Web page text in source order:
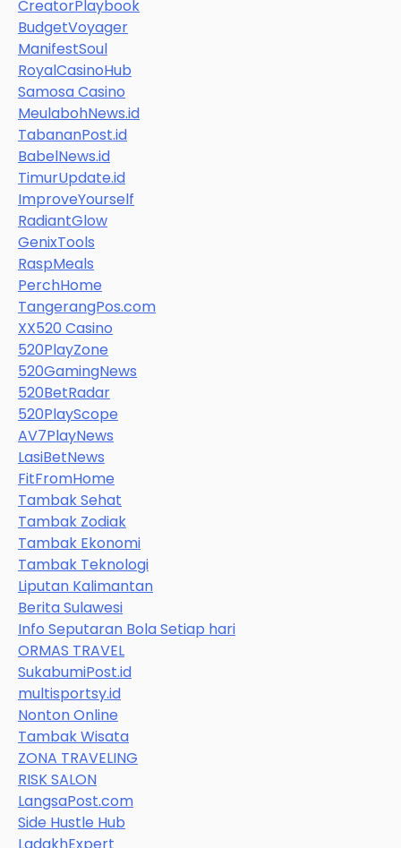
CreatorPlaybook
BudgetVoyager
ManifestSoul
RoyalCasinoHub
Samosa Casino
MeulabohNews.id
TabananPost.id
BabelNews.id
TimurUpdate.id
ImproveYourself
RadiantGlow
GenixTools
RaspMeals
PerchHome
TangerangPos.com
XX520 Casino
520PlayZone
520GamingNews
520BetRadar
520PlayScope
AV7PlayNews
LasiBetNews
FitFromHome
Tambak Sehat
Tambak Zodiak
Tambak Ekonomi
Tambak Teknologi
Liputan Kalimantan
Berita Sulawesi
Info Seputaran Bola Setiap hari
ORMAS TRAVEL
SukabumiPost.id
multisportsy.id
Nonton Online
Tambak Wisata
ZONA TRAVELING
RISK SALON
LangsaPost.com
Side Hustle Hub
LadakhExpert